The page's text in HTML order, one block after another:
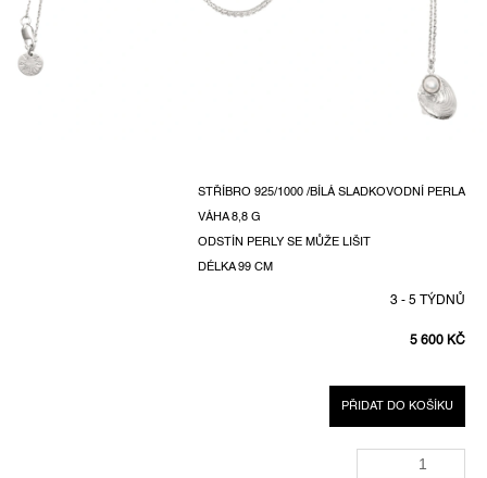
5 600 KČ
CENA:
3 - 5 TÝDNŮ
PŘIDAT DO KOŠÍKU
STŘÍBRO 925/1000 /BÍLÁ SLADKOVODNÍ PERLA
VÁHA 8,8 G
ODSTÍN PERLY SE MŮŽE LIŠIT
DÉLKA 99 CM